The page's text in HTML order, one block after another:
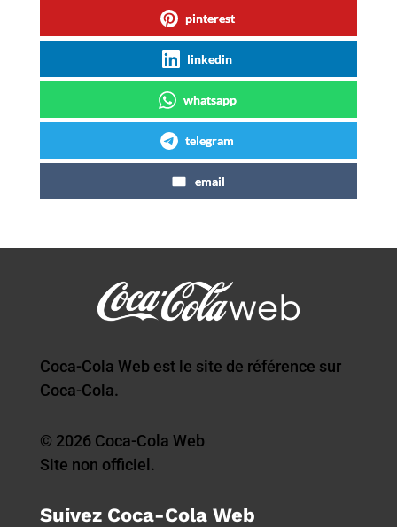
pinterest
linkedin
whatsapp
telegram
email
Coca-Cola Web est le site de référence sur
Coca-Cola.
© 2026 Coca-Cola Web
Site non officiel.
Suivez Coca-Cola Web